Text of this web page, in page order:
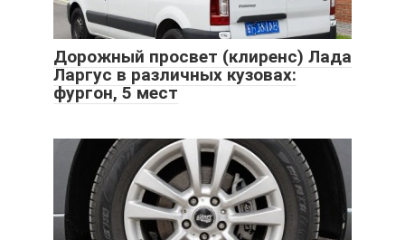
Дорожный просвет (клиренс) Лада
Ларгус в различных кузовах:
фургон, 5 мест